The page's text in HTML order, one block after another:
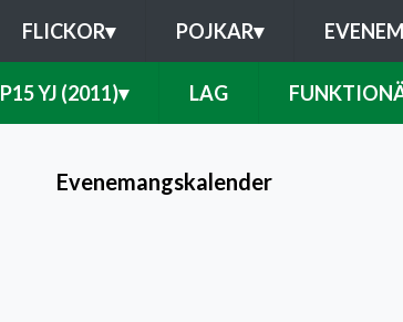
FLICKOR▾ POJKAR▾
P15 YJ (2011)▾ LAG
Evenemangskalender